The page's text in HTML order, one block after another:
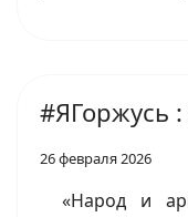
#ЯГоржусь
26 февраля 2026
«Народ и